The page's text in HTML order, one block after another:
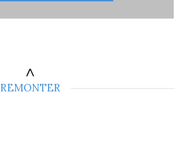
REMONTER